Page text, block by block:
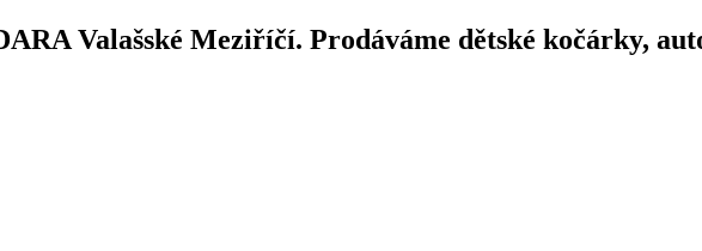
Valašské Meziříčí. Prodáváme dětské kočárky,